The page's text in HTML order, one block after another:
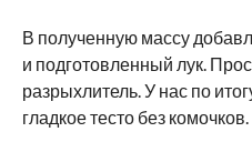
В полученную массу
и подготовленный лук.
разрыхлитель. У нас по
гладкое тесто без комочков.